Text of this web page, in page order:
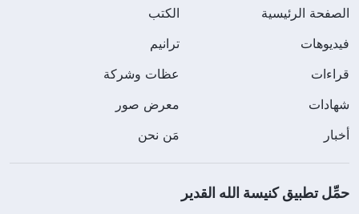
الصفحة الرئيسية
الكتب
فيديوهات
ترانيم
قراءات
عظات وشركة
شهادات
معرض صور
أخبار
مَن نحن
حمِّل تطبيق كنيسة الله القدير